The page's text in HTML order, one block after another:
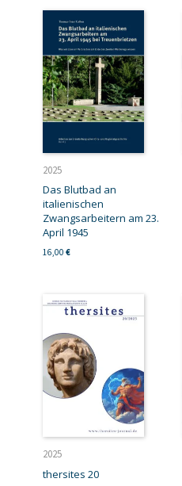
2025
Das Blutbad an
italienischen
Zwangsarbeitern am 23.
April 1945
16,00 €
2025
thersites 20